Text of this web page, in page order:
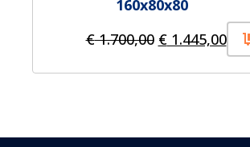
160x80x80
€1.700,00 €1.445,00